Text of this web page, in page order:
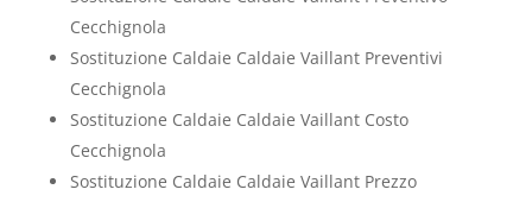
Cecchignola
Sostituzione Caldaie Caldaie Vaillant Preventivi
Cecchignola
Sostituzione Caldaie Caldaie Vaillant Costo
Cecchignola
Sostituzione Caldaie Caldaie Vaillant Prezzo